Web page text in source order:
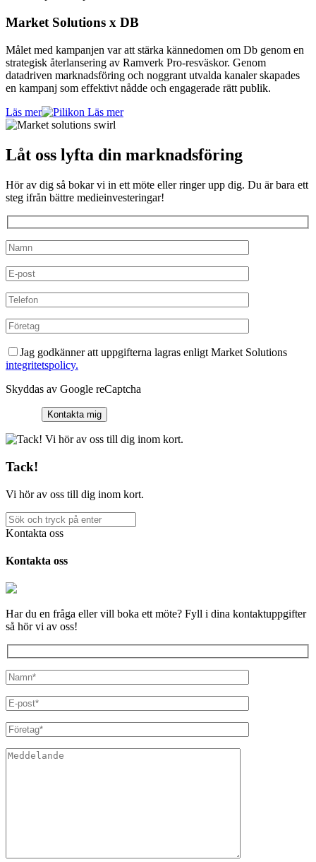
Market Solutions x DB
Målet med kampanjen var att stärka kännedomen om Db genom en
strategisk återlansering av Ramverk Pro-resväskor. Genom
datadriven marknadsföring och noggrant utvalda kanaler skapades
en kampanj som effektivt nådde och engagerade rätt publik.
Läs mer
Låt oss lyfta din marknadsföring
Hör av dig så bokar vi in ett möte eller ringer upp dig. Du är bara ett
steg ifrån bättre medieinvesteringar!
Jag godkänner att uppgifterna lagras enligt Market Solutions
integritetspolicy.
Skyddas av Google reCaptcha
Tack!
Vi hör av oss till dig inom kort.
Kontakta oss
Kontakta oss
Har du en fråga eller vill boka ett möte? Fyll i dina kontaktuppgifter
så hör vi av oss!